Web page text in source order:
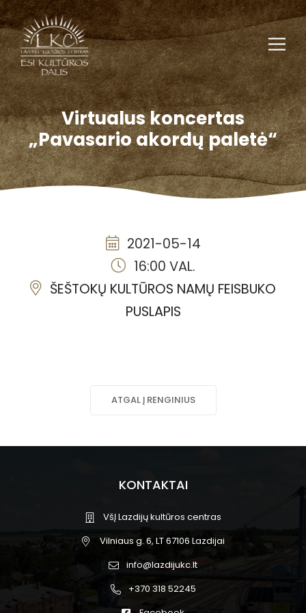
Virtualus koncertas
„Pavasario akordų paletė“
2021-05-14
16:00 VAL.
ŠEŠTOKŲ KULTŪROS NAMŲ FEISBUKO
PUSLAPIS
ATGAL Į RENGINIUS
KONTAKTAI
VšĮ Lazdijų kultūros centras
Vilniaus g. 6, LT 67106 Lazdijai
info@lazdijukc.lt
+370 318 52245